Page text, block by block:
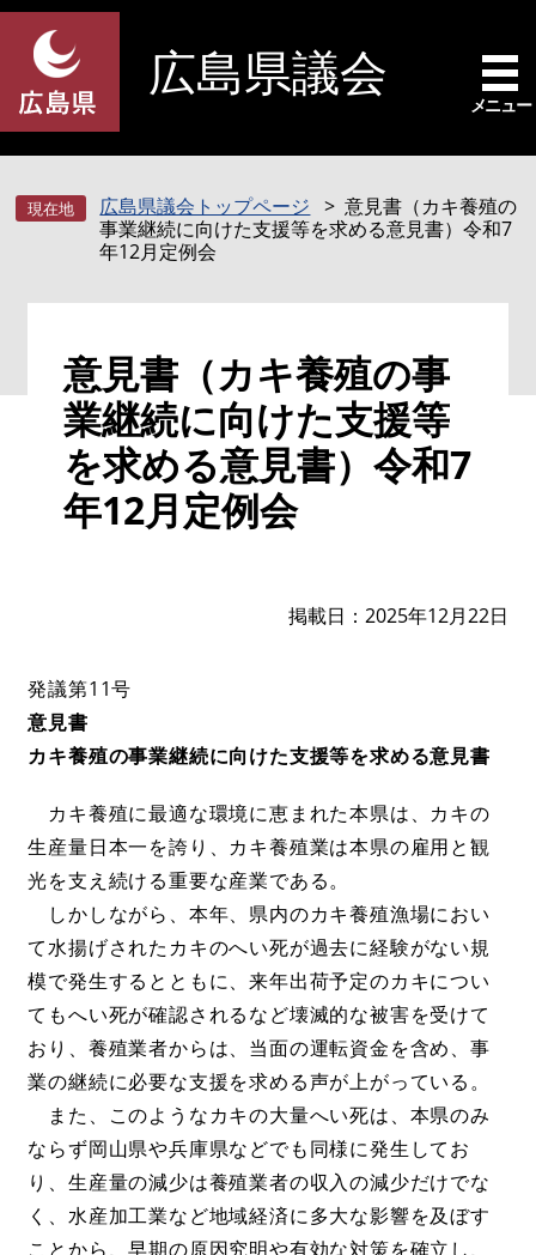
ペ
先
頭
す
メ
を
飛
し
広島県議会
メニュー
広島県議会トップページ
意見書（カキ養殖の
事業継続に向けた支援等を求める意見書）令和7
年12月定例会
意見書（カキ養殖の事
業継続に向けた支援等
を求める意見書）令和7
年12月定例会
掲載日 2025年12月22日
発議第11号
意見書
カキ養殖の事業継続に向けた支援等を求める意見書​
カキ養殖に最適な環境に恵まれた本県は、カキの
生産量日本一を誇り、カキ養殖業は本県の雇用と観
光を支え続ける重要な産業である。
しかしながら、本年、県内のカキ養殖漁場におい
て水揚げされたカキのへい死が過去に経験がない規
模で発生するとともに、来年出荷予定のカキについ
てもへい死が確認されるなど壊滅的な被害を受けて
おり、養殖業者からは、当面の運転資金を含め、事
業の継続に必要な支援を求める声が上がっている。
また、このようなカキの大量へい死は、本県のみ
ならず岡山県や兵庫県などでも同様に発生してお
り、生産量の減少は養殖業者の収入の減少だけでな
く、水産加工業など地域経済に多大な影響を及ぼす
ことから、早期の原因究明や有効な対策を確立し、